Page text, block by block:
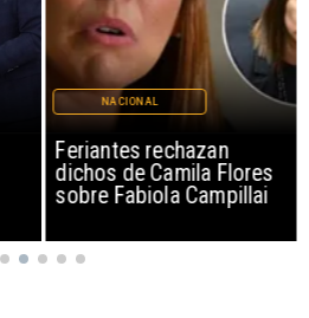
Feriantes rechazan
dichos de Camila Flores
sobre Fabiola Campillai
NACIONAL